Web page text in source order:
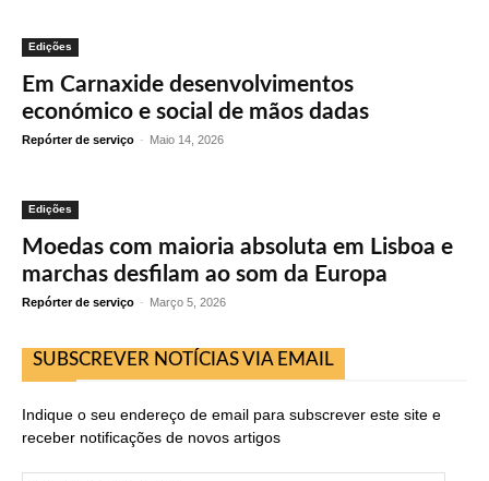
Edições
Em Carnaxide desenvolvimentos
económico e social de mãos dadas
Repórter de serviço - Maio 14, 2026
Edições
Moedas com maioria absoluta em Lisboa e
marchas desfilam ao som da Europa
Repórter de serviço - Março 5, 2026
SUBSCREVER NOTÍCIAS VIA EMAIL
Indique o seu endereço de email para subscrever este site e
receber notificações de novos artigos